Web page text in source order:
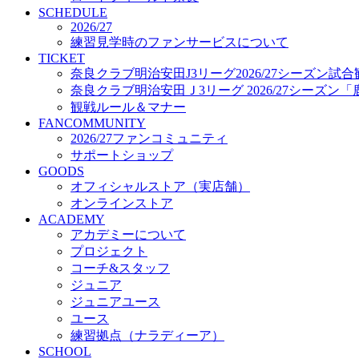
プロジェクト
コーチ&スタッフ
ジュニア
ジュニアユース
ユース
練習拠点（ナラディーア）
SCHOOL
CLUB
2026/27 パートナー企業
パートナー募集
クラブ理念
クラブ情報
サステナビリティ
Web制作支援
応援プロジェクト
SCHEDULE
2026/27
練習見学時のファンサービスについて
TICKET
奈良クラブ明治安田J3リーグ2026/27シーズン試合
奈良クラブ明治安田Ｊ3リーグ 2026/27シーズン「
観戦ルール＆マナー
FANCOMMUNITY
2026/27ファンコミュニティ
サポートショップ
GOODS
オフィシャルストア（実店舗）
オンラインストア
ACADEMY
アカデミーについて
プロジェクト
コーチ&スタッフ
ジュニア
ジュニアユース
ユース
練習拠点（ナラディーア）
SCHOOL